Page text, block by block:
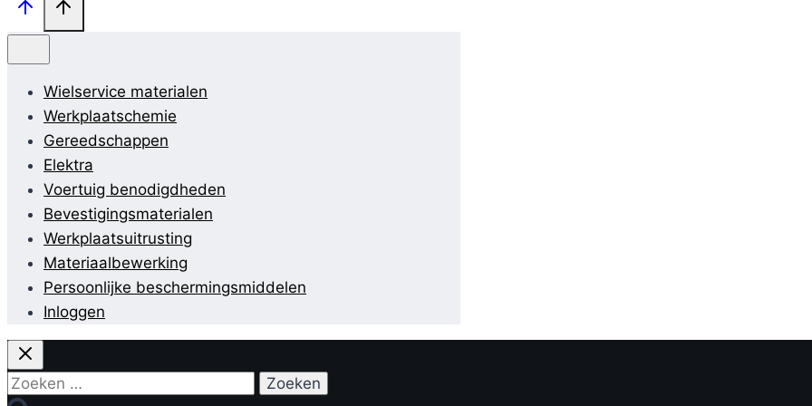
Wielservice materialen
Werkplaatschemie
Gereedschappen
Elektra
Voertuig benodigdheden
Bevestigingsmaterialen
Werkplaatsuitrusting
Materiaalbewerking
Persoonlijke beschermingsmiddelen
Inloggen
Zoeken